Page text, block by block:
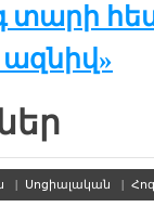
տարի
ազնիվ»
| Սոցիալական |